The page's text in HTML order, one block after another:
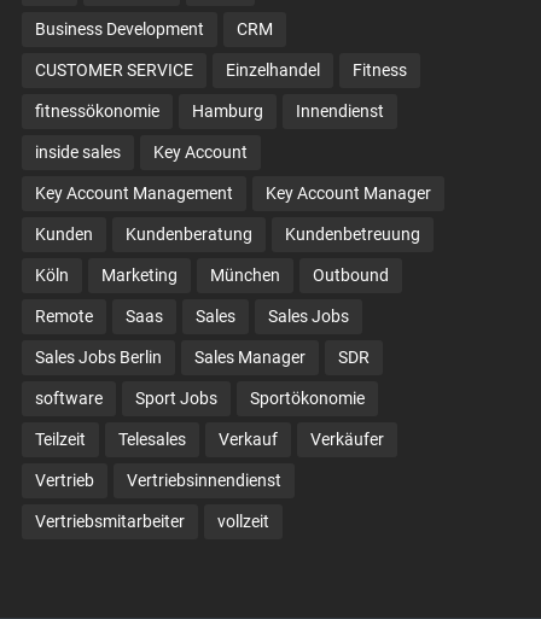
Business Development CRM
CUSTOMER SERVICE Einzelhandel Fitness
fitnessökonomie Hamburg Innendienst
inside sales Key Account
Key Account Management Key Account Manager
Kunden Kundenberatung Kundenbetreuung
Köln Marketing München Outbound
Remote Saas Sales Sales Jobs
Sales Jobs Berlin Sales Manager SDR
software Sport Jobs Sportökonomie
Teilzeit Telesales Verkauf Verkäufer
Vertrieb Vertriebsinnendienst
Vertriebsmitarbeiter vollzeit